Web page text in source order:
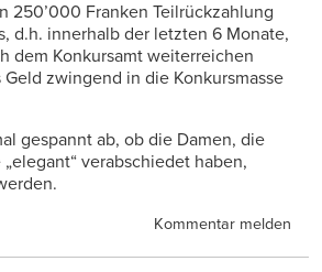
250’000 Franken Teilrückzahlung
d.h. innerhalb der letzten 6 Monate,
dem Konkursamt weiterreichen
Geld zwingend in die Konkursmasse
gespannt ab, ob die Damen, die
verabschiedet haben,
Kommentar melden